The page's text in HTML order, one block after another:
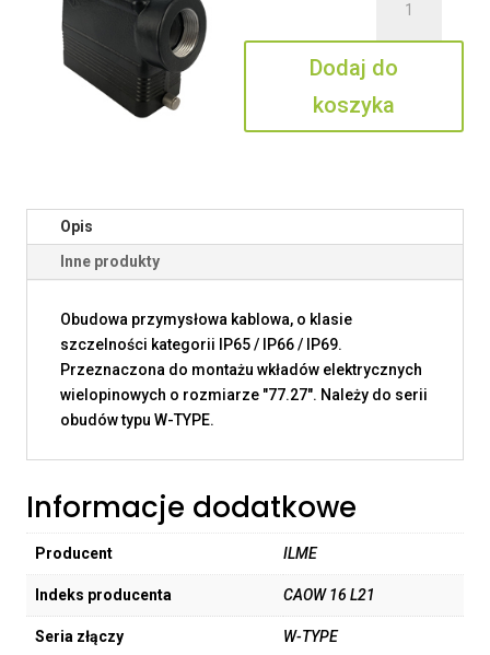
CAOW
16
L21
Dodaj do
koszyka
Opis
Inne produkty
Obudowa przymysłowa kablowa, o klasie
szczelności kategorii IP65 / IP66 / IP69.
Przeznaczona do montażu wkładów elektrycznych
wielopinowych o rozmiarze "77.27". Należy do serii
obudów typu W-TYPE.
Informacje dodatkowe
Producent ILME
Indeks producenta CAOW 16 L21
Seria złączy W-TYPE